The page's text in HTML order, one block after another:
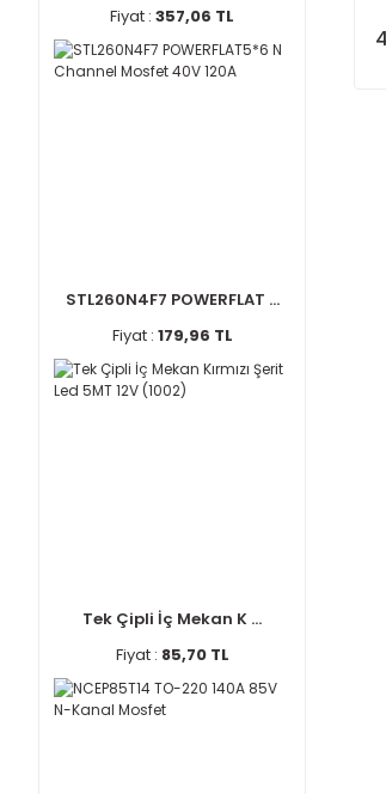
Fiyat : 357,06 TL
STL260N4F7 POWERFLAT ...
Fiyat : 179,96 TL
Tek Çipli İç Mekan K ...
Fiyat : 85,70 TL